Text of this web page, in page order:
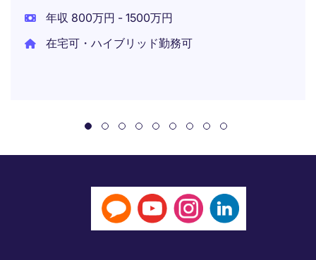
年収 800万円 - 1500万円
在宅可・ハイブリッド勤務可